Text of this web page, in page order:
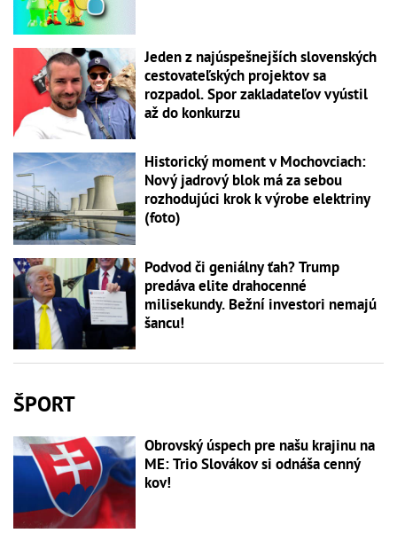
Jeden z najúspešnejších slovenských
cestovateľských projektov sa
rozpadol. Spor zakladateľov vyústil
až do konkurzu
Historický moment v Mochovciach:
Nový jadrový blok má za sebou
rozhodujúci krok k výrobe elektriny
(foto)
Podvod či geniálny ťah? Trump
predáva elite drahocenné
milisekundy. Bežní investori nemajú
šancu!
ŠPORT
Obrovský úspech pre našu krajinu na
ME: Trio Slovákov si odnáša cenný
kov!